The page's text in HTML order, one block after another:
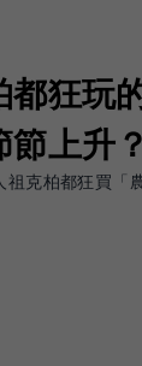
狂玩
上升？
克柏都狂買「